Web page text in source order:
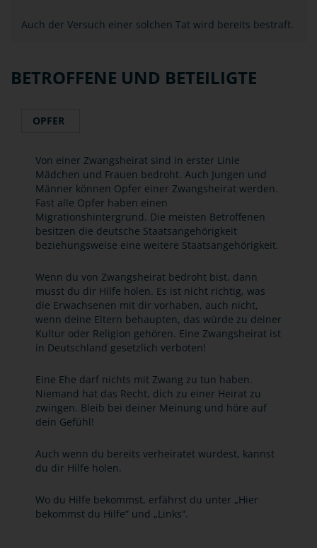
Auch der Versuch einer solchen Tat wird bereits bestraft.
BETROFFENE UND BETEILIGTE
OPFER
Von einer Zwangsheirat sind in erster Linie
Mädchen und Frauen bedroht. Auch Jungen und
Männer können Opfer einer Zwangsheirat werden.
Fast alle Opfer haben einen
Migrationshintergrund. Die meisten Betroffenen
besitzen die deutsche Staatsangehörigkeit
beziehungsweise eine weitere Staatsangehörigkeit.
Wenn du von Zwangsheirat bedroht bist, dann
musst du dir Hilfe holen. Es ist nicht richtig, was
die Erwachsenen mit dir vorhaben, auch nicht,
wenn deine Eltern behaupten, das würde zu deiner
Kultur oder Religion gehören. Eine Zwangsheirat ist
in Deutschland gesetzlich verboten!
Eine Ehe darf nichts mit Zwang zu tun haben.
Niemand hat das Recht, dich zu einer Heirat zu
zwingen. Bleib bei deiner Meinung und höre auf
dein Gefühl!
Auch wenn du bereits verheiratet wurdest, kannst
du dir Hilfe holen.
Wo du Hilfe bekommst, erfährst du unter „Hier
bekommst du Hilfe“ und „Links“.